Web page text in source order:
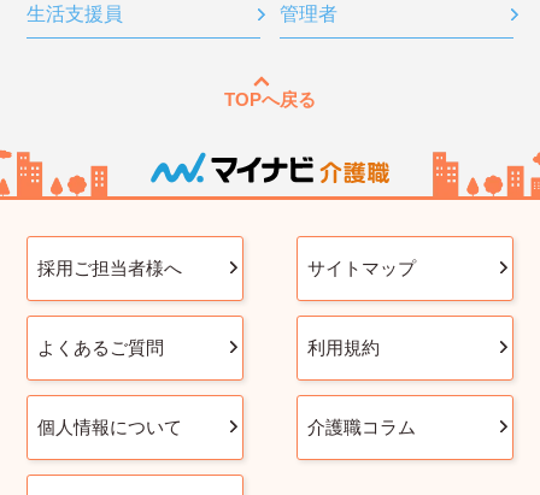
生活支援員 管理者
TOPへ戻る
採用ご担当者様へ サイトマップ
よくあるご質問 利用規約
個人情報について 介護職コラム